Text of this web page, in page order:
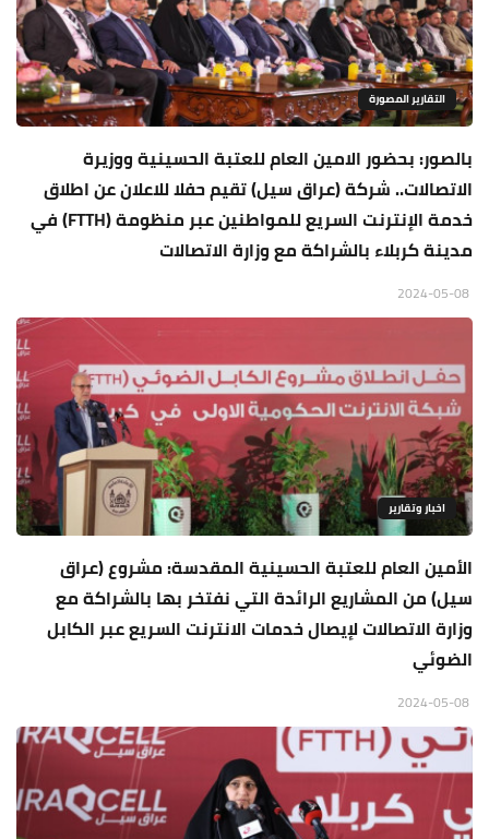
التقارير المصورة
بالصور: بحضور الامين العام للعتبة الحسينية ووزيرة
الاتصالات.. شركة (عراق سيل) تقيم حفلا للاعلان عن اطلاق
خدمة الإنترنت السريع للمواطنين عبر منظومة (FTTH) في
مدينة كربلاء بالشراكة مع وزارة الاتصالات
اخبار وتقارير
الأمين العام للعتبة الحسينية المقدسة: مشروع (عراق
سيل) من المشاريع الرائدة التي نفتخر بها بالشراكة مع
وزارة الاتصالات لإيصال خدمات الانترنت السريع عبر الكابل
الضوئي